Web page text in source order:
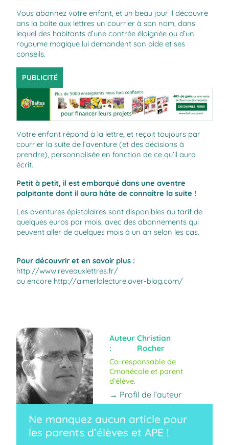
Vous abonnez votre enfant, et un beau jour il découvre
ans la boîte aux lettres un courrier à son nom, dans
lequel des habitants d’une contrée éloignée ou d’un
royaume magique lui demandent son aide et ses
conseils.
PUBLICITÉ
Votre enfant répond à la lettre, et reçoit toujours par
courrier la suite de l’aventure (et des décisions à
prendre), personnalisée en fonction de ce qu’il aura
écrit.
Petit à petit, il est embarqué dans une aventre
palpitante dont il aura hâte de connaître la suite !
Les aventures épistolaires sont disponibles au tarif de
quelques euros par mois, avec des abonnements qui
peuvent aller de quelques mois à un an selon les cas.
Pour découvrir et en savoir plus :
http://www.reveauxlettres.fr/
ou encore http://aimerlalecture.over-blog.com/
Auteur
:
Christian
Rocher
Co-responsable de
Cmonécole et parent
d’élève.
→ Profil de l’auteur
Ne manquez aucun article pour
les parents d’élèves et APE !